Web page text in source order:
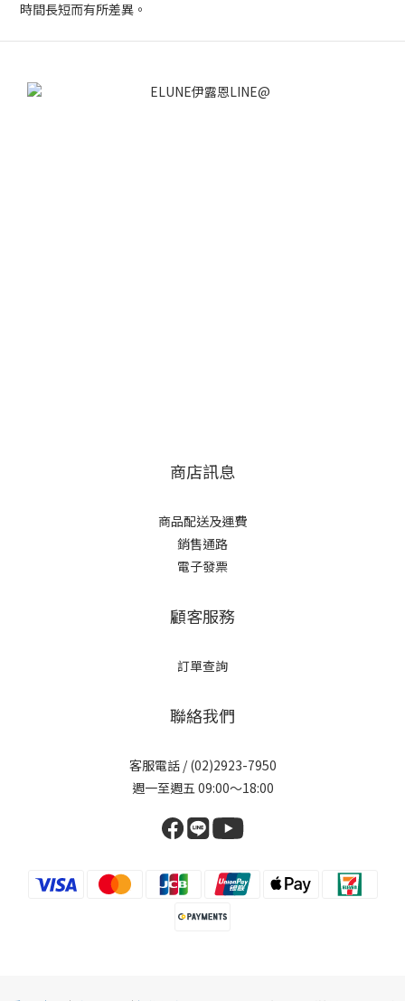
時間長短而有所差異。
商店訊息
商品配送及運費
銷售通路
電子發票
顧客服務
訂單查詢
聯絡我們
客服電話 / (02)2923-7950
週一至週五 09:00～18:00